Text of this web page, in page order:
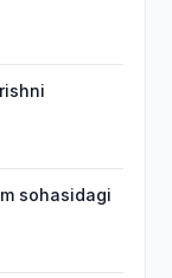
sohasidagi